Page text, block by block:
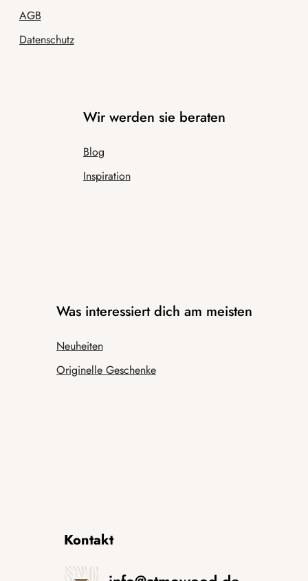
AGB
Datenschutz
Wir werden sie beraten
Blog
Inspiration
Was interessiert dich am meisten
Neuheiten
Originelle Geschenke
Kontakt